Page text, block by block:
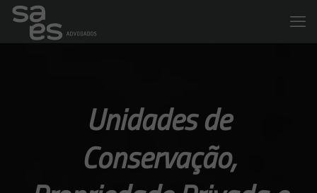
Unidades de
Conservação,